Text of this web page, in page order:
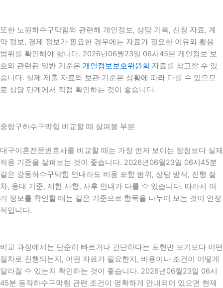
또한 노원하수구막힘와 관련해 개인정보, 상담 기록, 신청 자료, 계
약 정보, 결제 정보가 필요한 경우에는 자료가 필요한 이유와 활용
범위를 확인해야 합니다. 2026년06월23일 06시45분 개인정보 보
호와 관련된 일반 기준은 개인정보보호위원회 자료를 참고할 수 있
습니다. 실제 제출 자료와 보관 기준은 상황에 따라 다를 수 있으므
로 상담 단계에서 직접 확인하는 것이 좋습니다.
중랑구하수구막힘 비교할 때 살펴볼 부분
대구이혼전문변호사를 비교할 때는 가장 먼저 보이는 장점보다 실제
적용 기준을 살펴보는 것이 좋습니다. 2026년06월23일 06시45분
같은 강동하수구막힘 안내라도 비용 포함 범위, 상담 방식, 진행 절
차, 응대 기준, 제한 사항, 사후 안내가 다를 수 있습니다. 따라서 여
러 정보를 확인할 때는 같은 기준으로 항목을 나누어 보는 것이 안정
적입니다.
비교 과정에서는 단순히 빠르거나 간단하다는 표현만 보기보다 어떤
절차로 진행되는지, 어떤 자료가 필요한지, 비용이나 조건이 어떻게
달라질 수 있는지 확인하는 것이 좋습니다. 2026년06월23일 06시
45분 동작하수구막힘 관련 조건이 명확하게 안내되어 있으면 현재